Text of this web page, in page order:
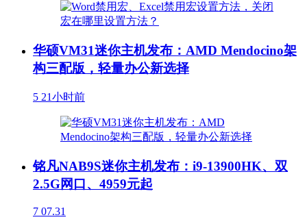
华硕VM31迷你主机发布：AMD Mendocino架
构三配版，轻量办公新选择
5 21小时前
铭凡NAB9S迷你主机发布：i9-13900HK、双
2.5G网口、4959元起
7 07.31